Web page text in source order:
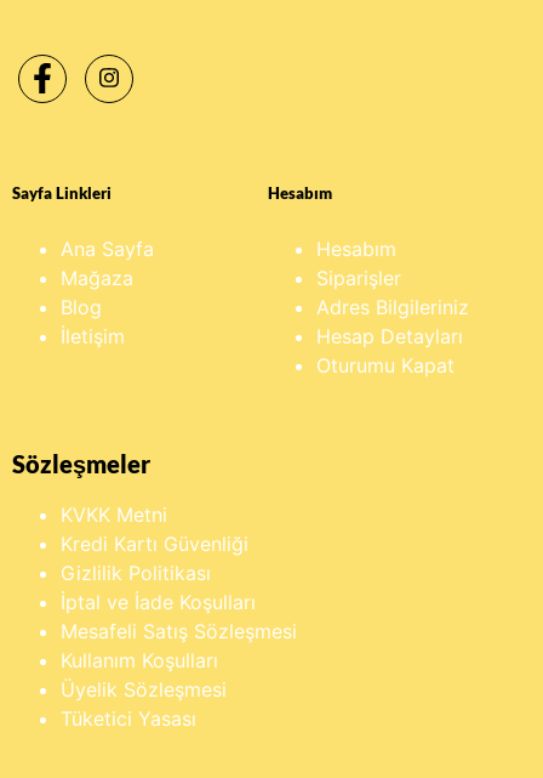
Sayfa Linkleri
Ana Sayfa
Mağaza
Blog
İletişim
Hesabım
Hesabım
Siparişler
Adres Bilgileriniz
Hesap Detayları
Oturumu Kapat
Sözleşmeler
KVKK Metni
Kredi Kartı Güvenliği
Gizlilik Politikası
İptal ve İade Koşulları
Mesafeli Satış Sözleşmesi
Kullanım Koşulları
Üyelik Sözleşmesi
Tüketici Yasası